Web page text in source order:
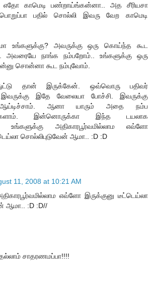
காமெடி பண்றாய்ங்கன்னா.. அத சீரியசா
பொறுப்பா பதில் சொல்லி இவரு வேற காமெடி
உங்களுக்கு? அவருக்கு ஒரு கொய்ந்த கூட
அவரையே நாங்க நம்பறோம்.. உங்களுக்கு ஒரு
சொன்னா கூட நம்புவோம்.
தான் இருக்கேன். ஒவ்வொரு பதிவர்
இவருக்கு இதே வேலையா போச்சி. இவருக்கு
ஆனா யாரும் அதை நம்ப
இன்னொருக்கா இந்த டயலாக
அதிகாரபூர்வமில்லாம எவ்ளோ
சொல்லிபுடுவேன் ஆமா.. :D :D
11, 2008 at 10:21 AM
எவ்ளோ இருக்குனு டீட்டெய்லா
ஆமா.. :D :D//
சாதரணமப்பா!!!!